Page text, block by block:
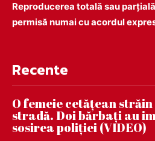
Reproducerea totală sau
permisă numai cu acordul
Recente
O femeie cetățean
stradă. Doi bărbați au
sosirea poliției (VIDEO)